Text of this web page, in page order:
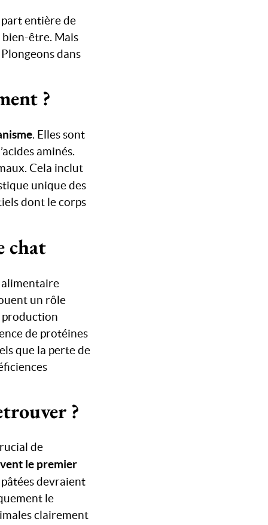
part entière de
être. Mais
dans
?
. Elles sont
aminés.
Cela inclut
unique des
dont le corps
chat
alimentaire
un rôle
production
de protéines
que la perte de
?
de
le premier
devraient
le
clairement